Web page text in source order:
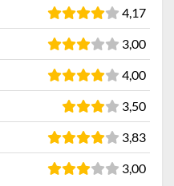
4,17
3,00
4,00
3,50
3,83
3,00